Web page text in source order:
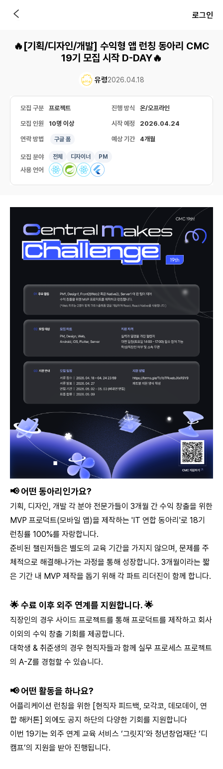
로그인
🔥[기획/디자인/개발] 수익형 앱 런칭 동아리 CMC
19기 모집 시작 D-DAY🔥
유령2026.04.18
모집 구분 프로젝트 진행 방식 온/오프라인
모집 인원 10명 이상 시작 예정 2026.04.24
연락 방법 구글 폼 예상 기간 4개월
모집 분야 전체 디자이너 PM
사용 언어
📢 어떤 동아리인가요?
기획, 디자인, 개발 각 분야 전문가들이 3개월 간 수익 창출을 위한
MVP 프로덕트(모바일 앱)을 제작하는 'IT 연합 동아리'로 18기
런칭률 100%를 자랑합니다.
준비된 챌린저들은 별도의 교육 기간을 가지지 않으며, 문제를 주
체적으로 해결해나가는 과정을 통해 성장합니다. 3개월이라는 짧
은 기간 내 MVP 제작을 돕기 위해 각 파트 리더진이 함께 합니다.
🌟 수료 이후 외주 연계를 지원합니다. 🌟
직장인의 경우 사이드 프로젝트를 통해 프로덕트를 제작하고 회사
이외의 수익 창출 기회를 제공합니다.
대학생 & 취준생의 경우 현직자들과 함께 실무 프로세스 프로젝트
의 A-Z를 경험할 수 있습니다.
📢 어떤 활동을 하나요?
어플리케이션 런칭을 위한 [현직자 피드백, 모각코, 데모데이, 연
합 해커톤] 외에도 공지 하단의 다양한 기회를 지원합니다
이번 19기는 외주 연계 교육 서비스 ‘그릿지’와 청년창업재단 ‘디
캠프’의 지원을 받아 진행됩니다.